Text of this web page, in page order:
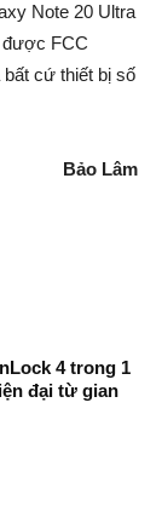
Note 20 Ultra
được FCC
cứ thiết bị số
Bảo Lâm
4 trong 1
đại từ gian